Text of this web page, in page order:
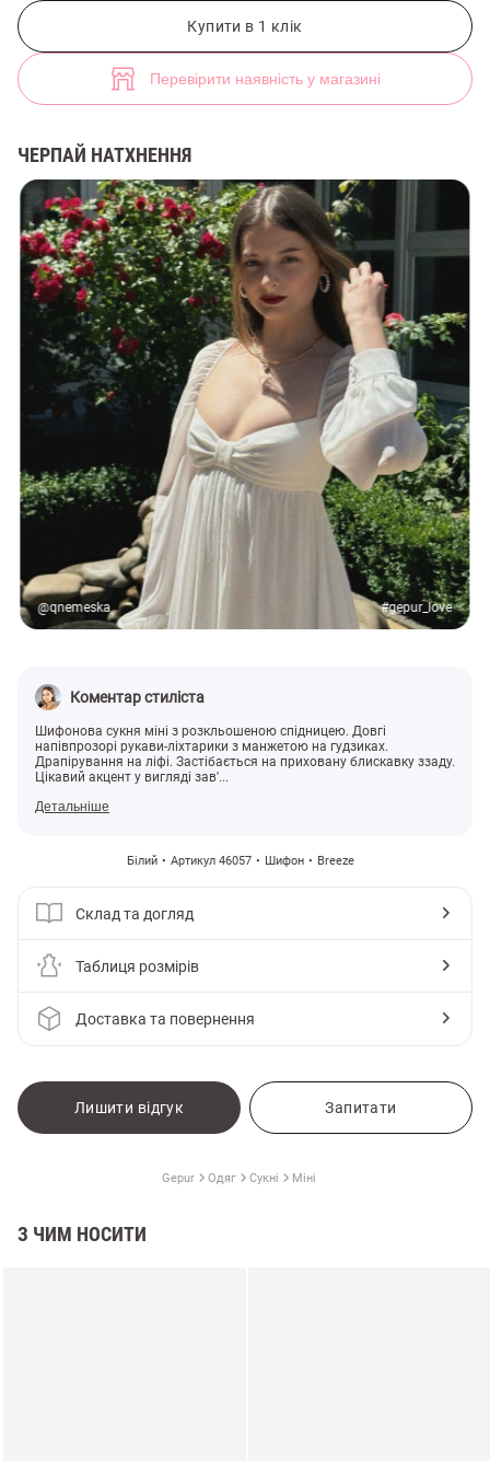
Купити в 1 клік
Перевірити наявність у магазині
ЧЕРПАЙ НАТХНЕННЯ
@qnemeska #gepur_love
Коментар стиліста
Шифонова сукня міні з розкльошеною спідницею. Довгі
напівпрозорі рукави-ліхтарики з манжетою на гудзиках.
Драпірування на ліфі. Застібається на приховану блискавку ззаду.
Цікавий акцент у вигляді зав'...
Детальніше
Білий Артикул 46057 Шифон Breeze
Склад та догляд
Таблиця розмірів
Доставка та повернення
Лишити відгук Запитати
Gepur Одяг Сукні Міні
З ЧИМ НОСИТИ
Біла шифонова сукня міні з рукавами-ліхтариками (арт. 46057) ♡